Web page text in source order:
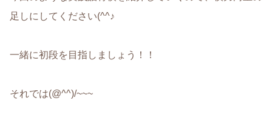
足しにしてください(^^♪
一緒に初段を目指しましょう！！
それでは(@^^)/~~~